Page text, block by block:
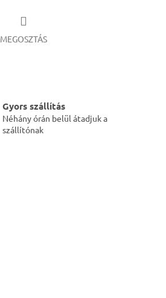
MEGOSZTÁS
Gyors szállítás
Néhány órán belül átadjuk a
szállítónak